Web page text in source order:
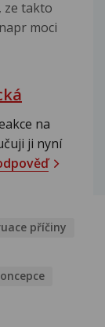
ze takto
moci
na
ji nyní
příčiny